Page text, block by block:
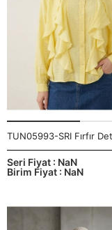
Birim Fiyat : NaN
Seri Fiyat : NaN